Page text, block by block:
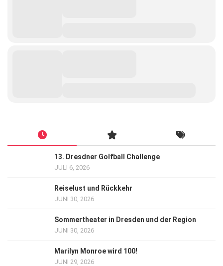
13. Dresdner Golfball Challenge
JULI 6, 2026
Reiselust und Rückkehr
JUNI 30, 2026
Sommertheater in Dresden und der Region
JUNI 30, 2026
Marilyn Monroe wird 100!
JUNI 29, 2026